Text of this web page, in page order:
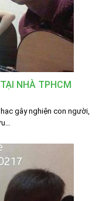
NHÀ TPHCM
gây nghiện con người,